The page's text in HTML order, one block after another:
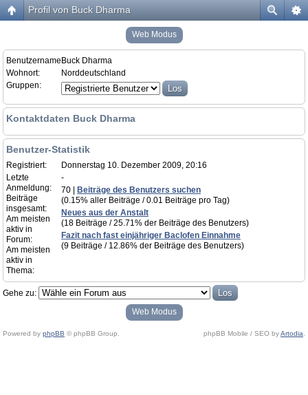
Profil von Buck Dharma
Web Modus
Benutzername:Buck Dharma
Wohnort:
Norddeutschland
Gruppen:
Kontaktdaten Buck Dharma
Benutzer-Statistik
Registriert:
Donnerstag 10. Dezember 2009, 20:16
Letzte
Anmeldung:
-
Beiträge
insgesamt:
70 |
Beiträge des Benutzers suchen
(0.15% aller Beiträge / 0.01 Beiträge pro Tag)
Am meisten
aktiv in
Forum:
Neues aus der Anstalt
(18 Beiträge / 25.71% der Beiträge des Benutzers)
Am meisten
aktiv in
Thema:
Fazit nach fast einjähriger Baclofen Einnahme
(9 Beiträge / 12.86% der Beiträge des Benutzers)
Gehe zu:
Web Modus
Powered by phpBB © phpBB Group. phpBB Mobile / SEO byArtodia